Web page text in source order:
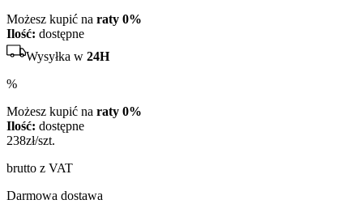
Możesz kupić na raty 0%
Ilość: dostępne
Wysyłka w 24H
%
Możesz kupić na raty 0%
Ilość: dostępne
238zł/szt.
brutto z VAT
Darmowa dostawa